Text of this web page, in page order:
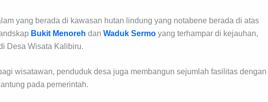
yang berada di kawasan hutan lindung yang notabene berada di atas
Bukit Menoreh dan Waduk Sermo yang terhampar di kejauhan,
Desa Wisata Kalibiru.
wisatawan, penduduk desa juga membangun sejumlah fasilitas dengan
pada pemerintah.